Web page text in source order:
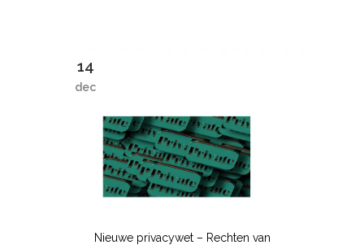
14
dec
Nieuwe privacywet – Rechten van